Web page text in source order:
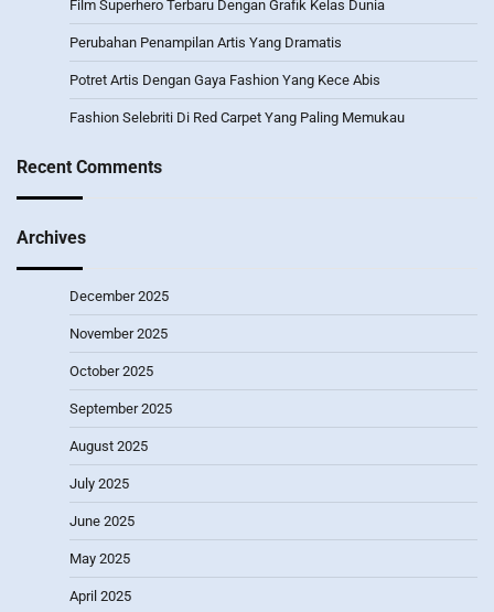
Film Superhero Terbaru Dengan Grafik Kelas Dunia
Perubahan Penampilan Artis Yang Dramatis
Potret Artis Dengan Gaya Fashion Yang Kece Abis
Fashion Selebriti Di Red Carpet Yang Paling Memukau
Recent Comments
Archives
December 2025
November 2025
October 2025
September 2025
August 2025
July 2025
June 2025
May 2025
April 2025